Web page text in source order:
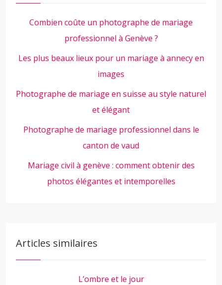
Combien coûte un photographe de mariage
professionnel à Genève ?
Les plus beaux lieux pour un mariage à annecy en
images
Photographe de mariage en suisse au style naturel
et élégant
Photographe de mariage professionnel dans le
canton de vaud
Mariage civil à genève : comment obtenir des
photos élégantes et intemporelles
Articles similaires
L’ombre et le jour